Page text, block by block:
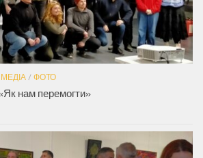
МЕДІА / ФОТО
нам перемогти»